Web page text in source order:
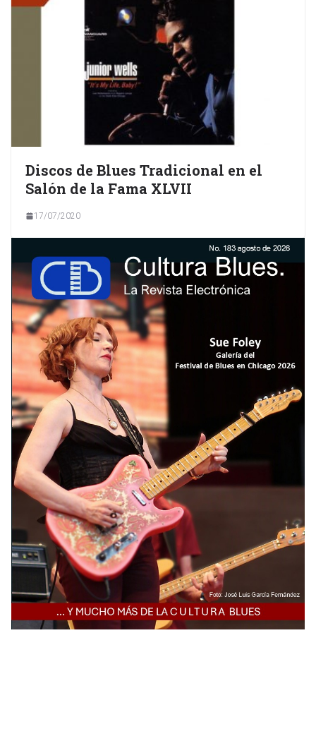
Discos de Blues Tradicional en el
Salón de la Fama XLVII
17/07/2020